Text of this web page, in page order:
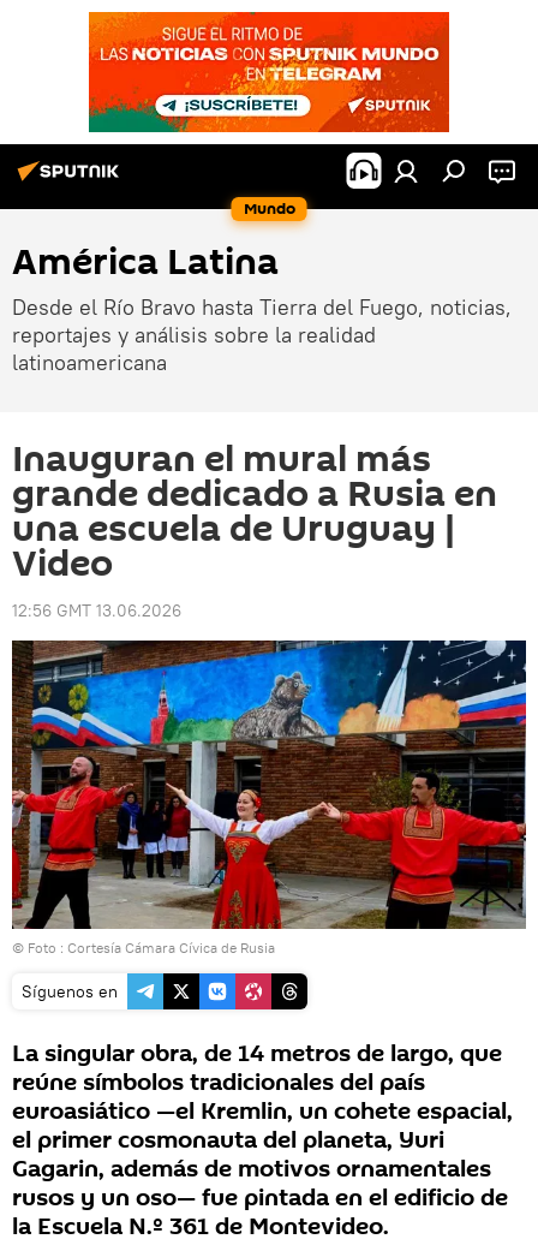
Mundo
América Latina
Desde el Río Bravo hasta Tierra del Fuego, noticias,
reportajes y análisis sobre la realidad
latinoamericana
Inauguran el mural más
grande dedicado a Rusia en
una escuela de Uruguay |
Video
12:56 GMT 13.06.2026
© Foto : Cortesía Cámara Cívica de Rusia
Síguenos en
La singular obra, de 14 metros de largo, que
reúne símbolos tradicionales del país
euroasiático —el Kremlin, un cohete espacial,
el primer cosmonauta del planeta, Yuri
Gagarin, además de motivos ornamentales
rusos y un oso— fue pintada en el edificio de
la Escuela N.º 361 de Montevideo.